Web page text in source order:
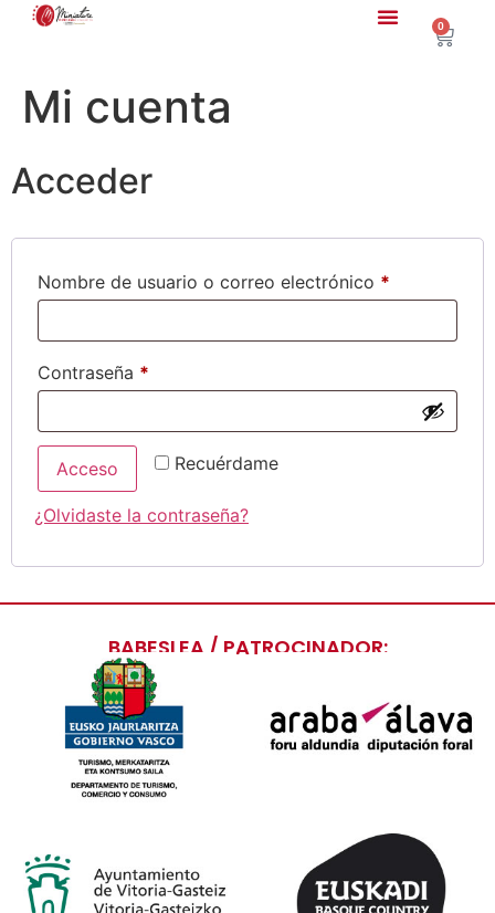
0
Mi cuenta
Acceder
Nombre de usuario o correo electrónico *
Contraseña *
Recuérdame
Acceso
¿Olvidaste la contraseña?
BABESLEA / PATROCINADOR: